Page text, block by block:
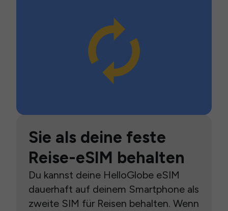
Sie als deine feste
Reise-eSIM behalten
Du kannst deine HelloGlobe eSIM
dauerhaft auf deinem Smartphone als
zweite SIM für Reisen behalten. Wenn